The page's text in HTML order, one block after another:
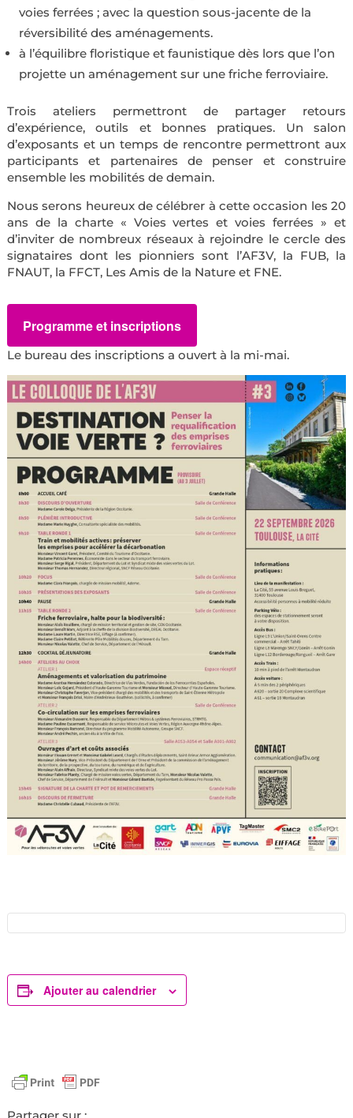
voies ferrées ; avec la question sous-jacente de la
réversibilité des aménagements.
à l’équilibre floristique et faunistique dès lors que l’on
projette un aménagement sur une friche ferroviaire.
Trois ateliers permettront de partager retours
d’expérience, outils et bonnes pratiques. Un salon
d’exposants et un temps de rencontre permettront aux
participants et partenaires de penser et construire
ensemble les mobilités de demain.
Nous serons heureux de célébrer à cette occasion les 20
ans de la charte « Voies vertes et voies ferrées » et
d’inviter de nombreux réseaux à rejoindre le cercle des
signataires dont les pionniers sont l’AF3V, la FUB, la
FNAUT, la FFCT, Les Amis de la Nature et FNE.
Programme et inscriptions
Le bureau des inscriptions a ouvert à la mi-mai.
Ajouter au calendrier